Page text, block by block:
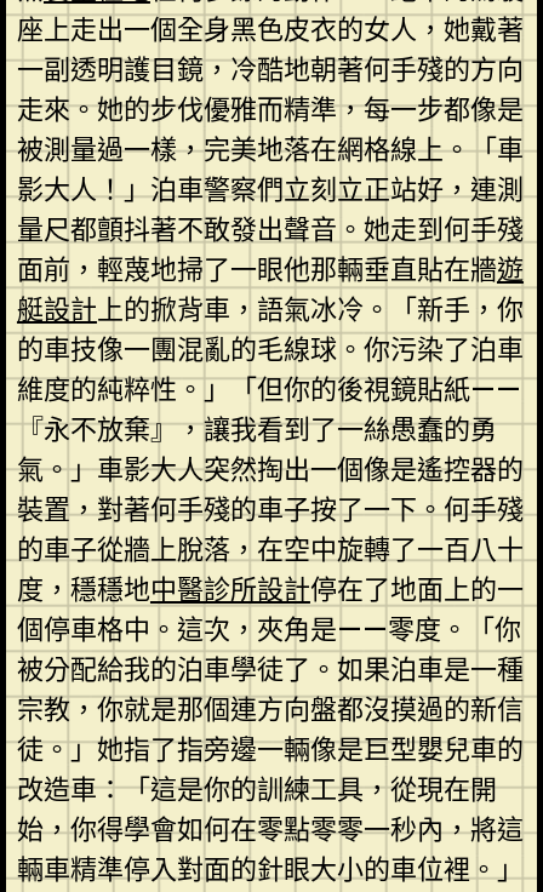
座上走出一個全身黑色皮衣的女人，她戴著
一副透明護目鏡，冷酷地朝著何手殘的方向
走來。她的步伐優雅而精準，每一步都像是
被測量過一樣，完美地落在網格線上。「車
影大人！」泊車警察們立刻立正站好，連測
量尺都顫抖著不敢發出聲音。她走到何手殘
面前，輕蔑地掃了一眼他那輛垂直貼在牆遊
艇設計上的掀背車，語氣冰冷。「新手，你
的車技像一團混亂的毛線球。你污染了泊車
維度的純粹性。」「但你的後視鏡貼紙——
『永不放棄』，讓我看到了一絲愚蠢的勇
氣。」車影大人突然掏出一個像是遙控器的
裝置，對著何手殘的車子按了一下。何手殘
的車子從牆上脫落，在空中旋轉了一百八十
度，穩穩地中醫診所設計停在了地面上的一
個停車格中。這次，夾角是——零度。「你
被分配給我的泊車學徒了。如果泊車是一種
宗教，你就是那個連方向盤都沒摸過的新信
徒。」她指了指旁邊一輛像是巨型嬰兒車的
改造車：「這是你的訓練工具，從現在開
始，你得學會如何在零點零零一秒內，將這
輛車精準停入對面的針眼大小的車位裡。」